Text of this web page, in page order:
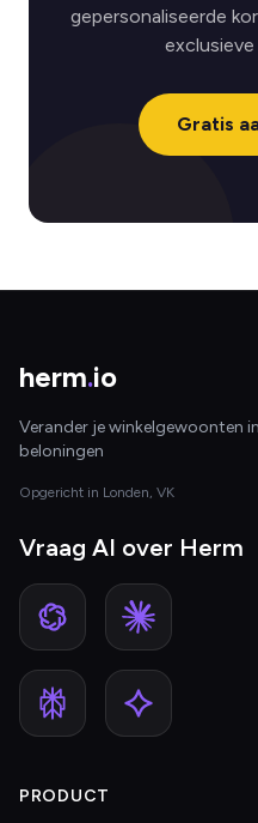
gepersonaliseerde
exclusieve
Gratis
herm.io
Verander je winkelgewoonten
beloningen
Opgericht in Londen, VK
Vraag AI over Herm
PRODUCT